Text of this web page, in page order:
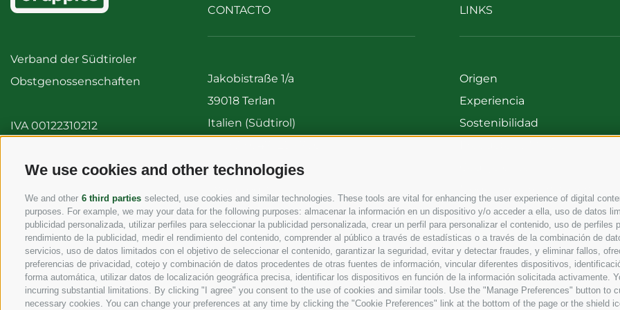
We use cookies and other technologies
We and other 6 third parties selected, use cookies and similar technologies. These tools are vital for enhancing the user experience of digital
purposes. For example, we may your data for the following purposes: almacenar la información en un dispositivo y/o acceder a ella, uso de datos
publicidad personalizada, utilizar perfiles para seleccionar la publicidad personalizada, crear un perfil para personalizar el contenido, uso de perfiles
rendimiento de la publicidad, medir el rendimiento del contenido, comprender al público a través de estadísticas o a través de la combinación de
servicios, uso de datos limitados con el objetivo de seleccionar el contenido, garantizar la seguridad, evitar y detectar fraudes, y eliminar fallos,
preferencias de privacidad, cotejo y combinación de datos procedentes de otras fuentes de información, vincular diferentes dispositivos,
forma automática, utilizar datos de localización geográfica precisa, identificar los dispositivos en función de la información solicitada activamente.
incurring substantial limitations. By clicking "I agree" you consent to the use of cookies and similar tools. Use the "Manage Preferences" button to
necessary cookies. You can change your preferences at any time by clicking the "Cookie Preferences" link at the bottom of the page or the shield
Verband der Südtiroler
Obstgenossenschaften
IVA 00122310212
CONTACTO
Jakobistraße 1/a
39018 Terlan
Italien (Südtirol)
Fax: +39 0471 256 699
info@pec.vog.it
LINKS
Origen
Experiencia
Sostenibilidad
Whistleblowing